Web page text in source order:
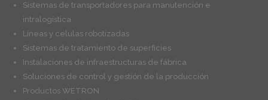
Sistemas de transportadores para manutención e
intralogística
Líneas y celulas robotizadas
Sistemas de tratamiento de superficies
Instalaciones de infraestructuras de fábrica
Soluciones de control y gestión de la producción
Productos WETRON